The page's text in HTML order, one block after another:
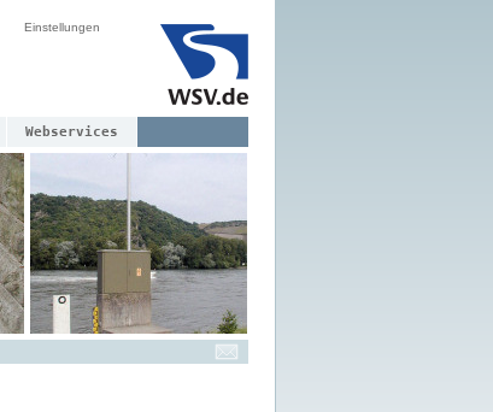
Einstellungen
Webservices